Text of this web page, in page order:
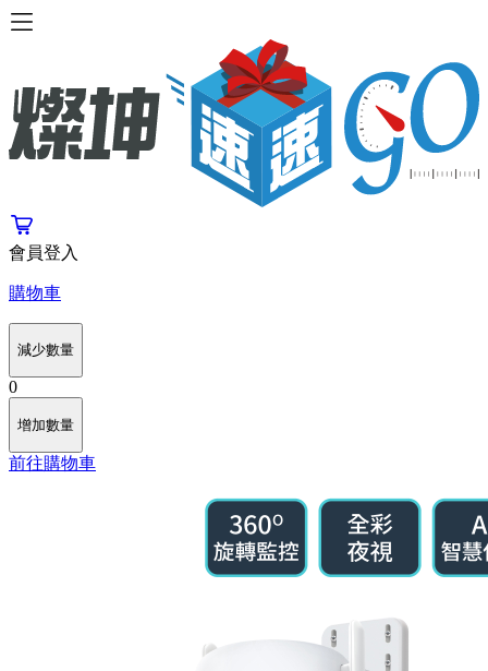
會員登入
購物車
減少數量
0
增加數量
前往購物車